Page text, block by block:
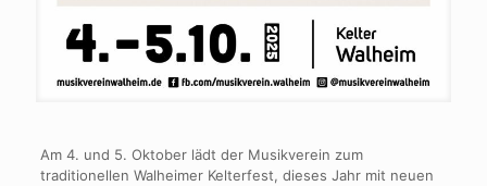
Am 4. und 5. Oktober lädt der Musikverein zum
traditionellen Walheimer Kelterfest, dieses Jahr mit neuen